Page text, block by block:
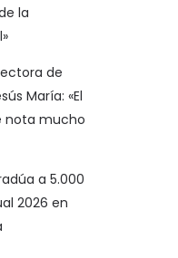
la
de
María: «El
nota mucho
a 5.000
2026 en